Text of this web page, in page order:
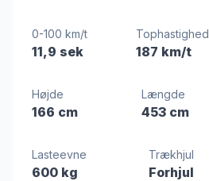
0-100 km/t
11,9 sek
Tophastighed
187 km/t
Højde
166 cm
Længde
453 cm
Lasteevne
600 kg
Trækhjul
Forhjul